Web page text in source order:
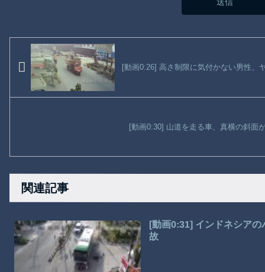
[動画0:26] 高さ制限に気付かない男性、
[動画0:30] 山道を走る車、真横の斜面
関連記事
[動画0:31] インドネシア
故